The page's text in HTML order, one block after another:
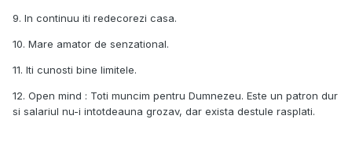
9. In continuu iti redecorezi casa.
10. Mare amator de senzational.
11. Iti cunosti bine limitele.
12. Open mind : Toti muncim pentru Dumnezeu. Este un patron dur
si salariul nu-i intotdeauna grozav, dar exista destule rasplati.